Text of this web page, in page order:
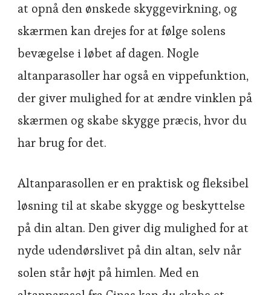
at opnå den ønskede skyggevirkning, og
skærmen kan drejes for at følge solens
bevægelse i løbet af dagen. Nogle
altanparasoller har også en vippefunktion,
der giver mulighed for at ændre vinklen på
skærmen og skabe skygge præcis, hvor du
har brug for det.
Altanparasollen er en praktisk og fleksibel
løsning til at skabe skygge og beskyttelse
på din altan. Den giver dig mulighed for at
nyde udendørslivet på din altan, selv når
solen står højt på himlen. Med en